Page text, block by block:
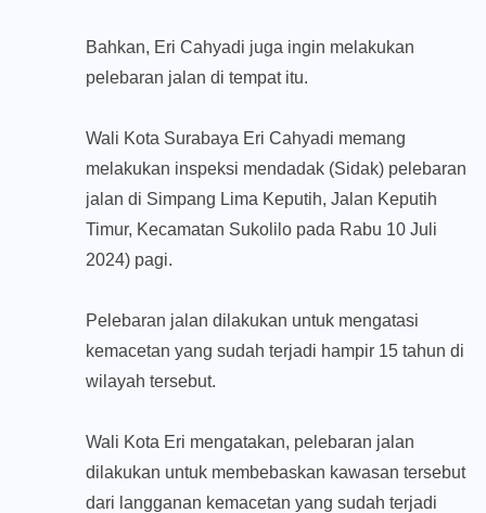
Bahkan, Eri Cahyadi juga ingin melakukan
pelebaran jalan di tempat itu.
Wali Kota Surabaya Eri Cahyadi memang
melakukan inspeksi mendadak (Sidak) pelebaran
jalan di Simpang Lima Keputih, Jalan Keputih
Timur, Kecamatan Sukolilo pada Rabu 10 Juli
2024) pagi.
Pelebaran jalan dilakukan untuk mengatasi
kemacetan yang sudah terjadi hampir 15 tahun di
wilayah tersebut.
Wali Kota Eri mengatakan, pelebaran jalan
dilakukan untuk membebaskan kawasan tersebut
dari langganan kemacetan yang sudah terjadi